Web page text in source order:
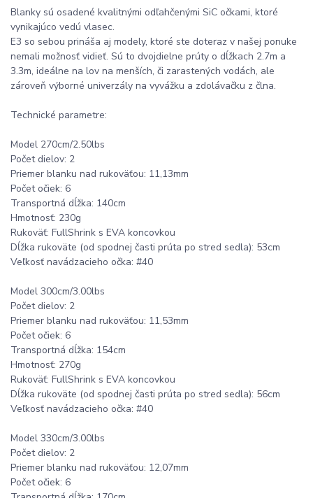
Blanky sú osadené kvalitnými odľahčenými SiC očkami, ktoré
vynikajúco vedú vlasec.
E3 so sebou prináša aj modely, ktoré ste doteraz v našej ponuke
nemali možnosť vidieť. Sú to dvojdielne prúty o dĺžkach 2.7m a
3.3m, ideálne na lov na menších, či zarastených vodách, ale
zároveň výborné univerzály na vyvážku a zdolávačku z člna.
Technické parametre:
Model 270cm/2.50lbs
Počet dielov: 2
Priemer blanku nad rukoväťou: 11,13mm
Počet očiek: 6
Transportná dĺžka: 140cm
Hmotnosť: 230g
Rukoväť: FullShrink s EVA koncovkou
Dĺžka rukoväte (od spodnej časti prúta po stred sedla): 53cm
Veľkosť navádzacieho očka: #40
Model 300cm/3.00lbs
Počet dielov: 2
Priemer blanku nad rukoväťou: 11,53mm
Počet očiek: 6
Transportná dĺžka: 154cm
Hmotnosť: 270g
Rukoväť: FullShrink s EVA koncovkou
Dĺžka rukoväte (od spodnej časti prúta po stred sedla): 56cm
Veľkosť navádzacieho očka: #40
Model 330cm/3.00lbs
Počet dielov: 2
Priemer blanku nad rukoväťou: 12,07mm
Počet očiek: 6